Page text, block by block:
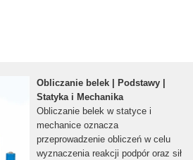
Obliczanie belek | Podstawy |
Statyka i Mechanika
Obliczanie belek w statyce i
mechanice oznacza
przeprowadzenie obliczeń w celu
wyznaczenia reakcji podpór oraz sił